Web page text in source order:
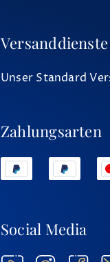
Versanddienste
Unser Standard
Zahlungsarten
Social Media